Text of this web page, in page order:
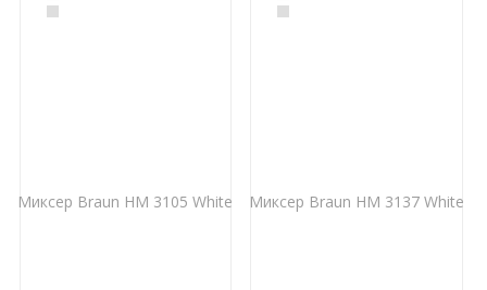
Миксер Braun HM 3105 White Миксер Braun HM 3137 White